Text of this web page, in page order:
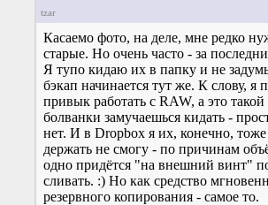
tzar
Касаемо фото, на деле, мне редко
старые. Но очень часто - за
Я тупо кидаю их в папку и не
бэкап начинается тут же. К слову, я
привык работать с RAW, а это
болванки замучаешься кидать -
нет. И в Dropbox я их, конечно, тоже
держать не смогу - по причинам
одно придётся "на внешний винт"
сливать. :) Но как средство
резервного копирования - самое то.